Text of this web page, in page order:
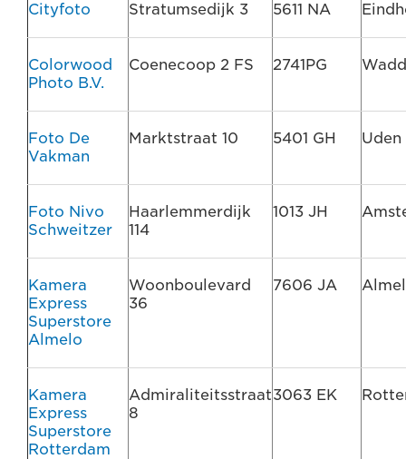
Cityfoto Stratumsedijk 3 5611 NA
Colorwood
Photo B.V.
Coenecoop 2 FS 2741PG
Foto De
Vakman
Marktstraat 10 5401 GH Uden
Foto Nivo
Schweitzer
Haarlemmerdijk
114
1013 JH
Kamera
Express
Superstore
Almelo
Woonboulevard
36
7606 JA
Kamera
Express
Superstore
Rotterdam
Admiraliteitsstraat
8
3063 EK